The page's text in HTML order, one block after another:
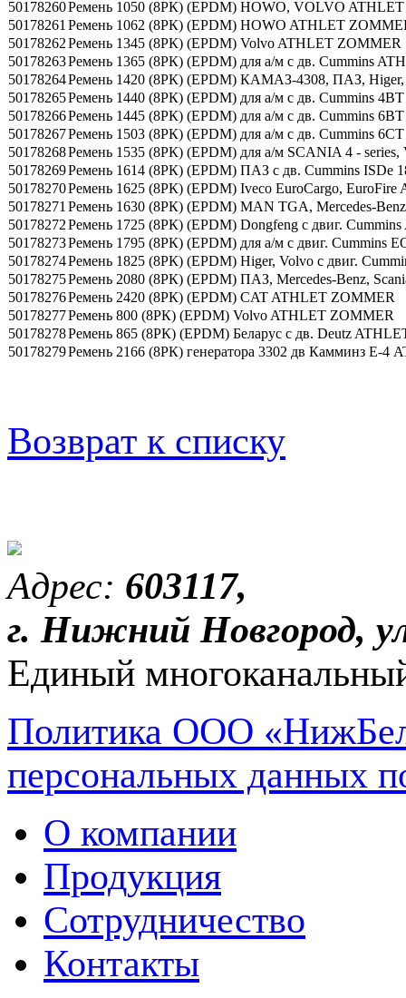
50178260Ремень 1050 (8РК) (EPDM) HOWO, VOLVO
50178261 Ремень 1062 (8РК) (EPDM) HOWO ATHLET
50178262Ремень 1345 (8РК) (EPDM) Volvo ATHLET ZOMMER
50178263Ремень 1365 (8РК) (EPDM) для а/м с дв. Cummins
50178264Ремень 1420 (8РК) (EPDM) КАМАЗ-4308, ПАЗ, Higer,
50178265Ремень 1440 (8РК) (EPDM) для а/м с дв. Cummins
50178266Ремень 1445 (8РК) (EPDM) для а/м с дв. Cummins
50178267Ремень 1503 (8РК) (EPDM) для а/м с дв. Cummins
50178268Ремень 1535 (8РК) (EPDM) для а/м SCANIA 4 -
50178269Ремень 1614 (8РК) (EPDM) ПАЗ с дв. Cummins ISDe
50178270Ремень 1625 (8РК) (EPDM) Iveco EuroCargo,
50178271 Ремень 1630 (8РК) (EPDM) MAN TGA, Mercedes-
50178272Ремень 1725 (8РК) (EPDM) Dongfeng с двиг.
50178273Ремень 1795 (8РК) (EPDM) для а/м с двиг. Cummins
50178274Ремень 1825 (8РК) (EPDM) Higer, Volvo с двиг.
50178275Ремень 2080 (8РК) (EPDM) ПАЗ, Mercedes-Benz,
50178276Ремень 2420 (8РК) (EPDM) CAT ATHLET ZOMMER
50178277Ремень 800 (8РК) (EPDM) Volvo ATHLET ZOMMER
50178278Ремень 865 (8РК) (EPDM) Беларус с дв. Deutz
50178279Ремень 2166 (8РК) генератора 3302 дв Камминз Е-4
Возврат к списку
Адрес: 603117,
г. Нижний Новгород,
Единый
Политика ООО
персональных данных
О компании
Продукция
Сотрудничество
Контакты